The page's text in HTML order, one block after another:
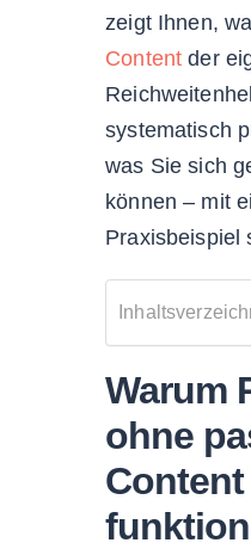
zeigt Ihnen,
Content der
systematisch
was Sie sich
können – mit
Praxisbeispiel
Warum
ohne